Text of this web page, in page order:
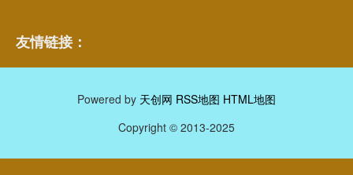
友情链接：
Powered by 天创网 RSS地图 HTML地图
Copyright © 2013-2025